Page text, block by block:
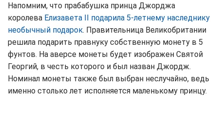
Напомним, что прабабушка принца Джорджа
королева Елизавета II подарила 5-летнему наследнику
необычный подарок. Правительница Великобритании
решила подарить правнуку собственную монету в 5
фунтов. На аверсе монеты будет изображен Святой
Георгий, в честь которого и был назван Джордж.
Номинал монеты также был выбран неслучайно, ведь
именно столько лет исполняется маленькому принцу.